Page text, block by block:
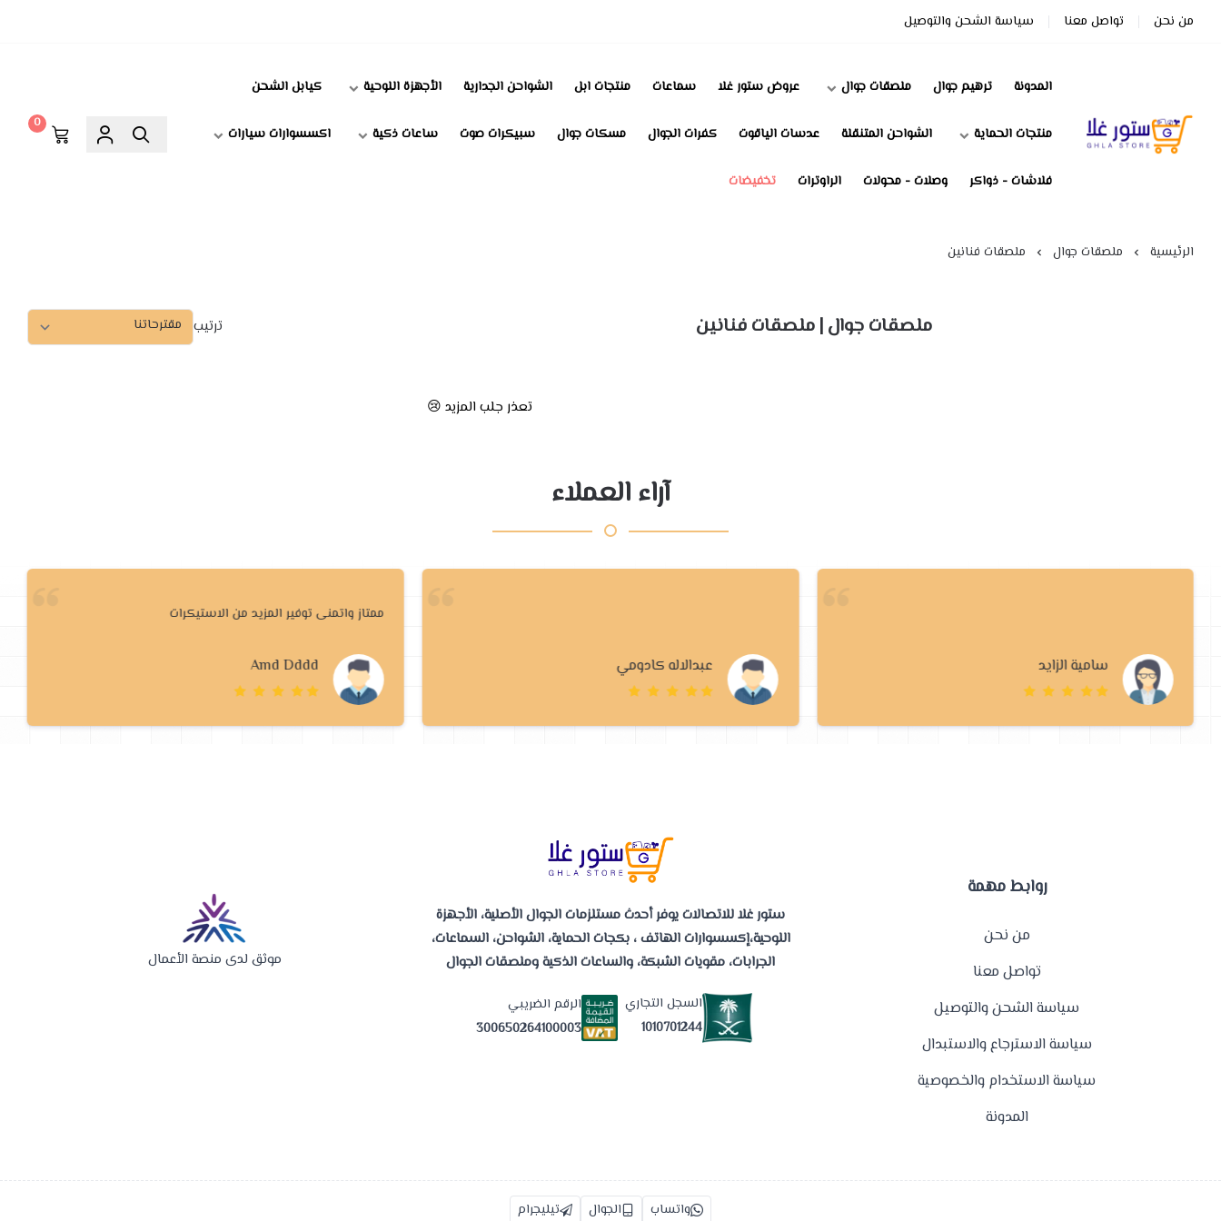
من نحن تواصل معنا سياسة الشحن والتوصيل
ستور غلا
المدونة ترهيم جوال ملصقات جوال عروض ستور غلا سماعات منتجات ابل الشواحن الجدارية الأجهزة اللوحية كيابل الشحن
منتجات الحماية الشواحن المتنقلة عدسات الياقوت كفرات الجوال مسكات جوال سبيكرات صوت ساعات ذكية اكسسوارات سيارات
فلاشات - ذواكر وصلات - محولات الراوترات تخفيضات
0
الرئيسية ملصقات جوال ملصقات فنانين
ملصقات جوال | ملصقات فنانين ترتيب
تعذر جلب المزيد 😢
آراء العملاء
سامية الزايد عبدالاله كادومي
ممتاز واتمنى توفير المزيد من الاستيكرات
Amd Dddd
روابط مهمة
من نحن
تواصل معنا
سياسة الشحن والتوصيل
سياسة الاسترجاع والاستبدال
سياسة الاستخدام والخصوصية
المدونة
ستور غلا للاتصالات يوفر أحدث مستلزمات الجوال الأصلية، الأجهزة
اللوحية،إكسسوارات الهاتف ، بكجات الحماية، الشواحن، السماعات،
الجرابات، مقويات الشبكة، والساعات الذكية وملصقات الجوال
السجل التجاري
1010701244
الرقم الضريبي
300650264100003
موثق لدى منصة الأعمال
واتساب الجوال تيليجرام